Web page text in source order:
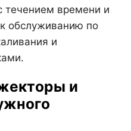
течением времени и
обслуживанию по
и
и